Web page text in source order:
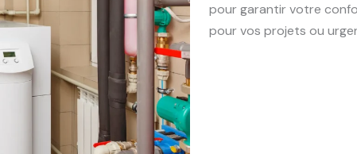
pour garantir votre
pour vos projets ou